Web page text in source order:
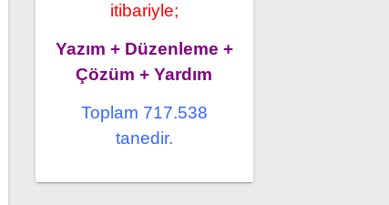
itibariyle;
Yazım + Düzenleme +
Çözüm + Yardım
Toplam 717.538
tanedir.